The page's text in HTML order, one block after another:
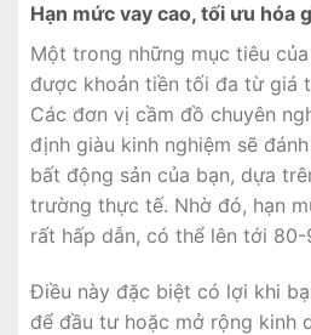
Hạn mức vay cao, tối ưu hóa
Một trong những mục tiêu
được khoản tiền tối đa từ giá
Các đơn vị cầm đồ chuyên
định giàu kinh nghiệm sẽ
bất động sản của bạn, dựa
trường thực tế. Nhờ đó, hạn
rất hấp dẫn, có thể lên tới
Điều này đặc biệt có lợi khi
để đầu tư hoặc mở rộng kinh